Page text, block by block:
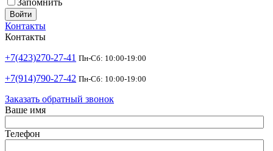
Запомнить
Войти
Контакты
Контакты
+7(423)270-27-41 Пн-Сб: 10:00-19:00
+7(914)790-27-42 Пн-Сб: 10:00-19:00
Заказать обратный звонок
Ваше имя
Телефон